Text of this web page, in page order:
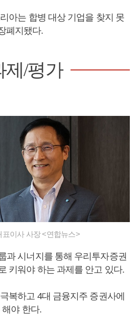
아는 합병 대상 기업을 찾지 못
폐지됐다.
제/평가
표이사 사장 <연합뉴스>
과 시너지를 통해 우리투자증권
키워야 하는 과제를 안고 있다.
복하고 4대 금융지주 증권사에
야 한다.